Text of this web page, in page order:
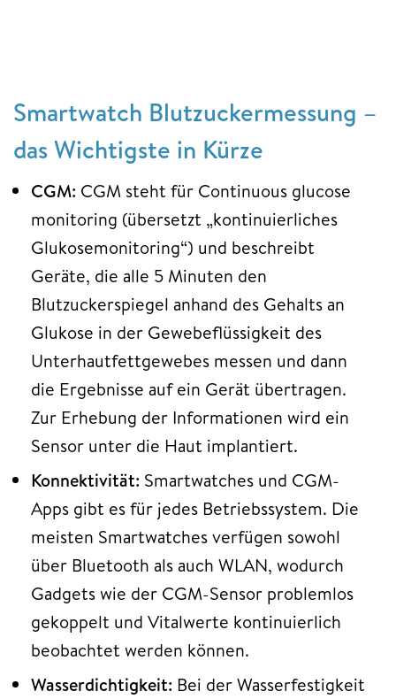
Smartwatch Blutzuckermessung –
das Wichtigste in Kürze
CGM: CGM steht für Continuous glucose
monitoring (übersetzt „kontinuierliches
Glukosemonitoring“) und beschreibt
Geräte, die alle 5 Minuten den
Blutzuckerspiegel anhand des Gehalts an
Glukose in der Gewebeflüssigkeit des
Unterhautfettgewebes messen und dann
die Ergebnisse auf ein Gerät übertragen.
Zur Erhebung der Informationen wird ein
Sensor unter die Haut implantiert.
Konnektivität: Smartwatches und CGM-
Apps gibt es für jedes Betriebssystem. Die
meisten Smartwatches verfügen sowohl
über Bluetooth als auch WLAN, wodurch
Gadgets wie der CGM-Sensor problemlos
gekoppelt und Vitalwerte kontinuierlich
beobachtet werden können.
Wasserdichtigkeit: Bei der Wasserfestigkeit